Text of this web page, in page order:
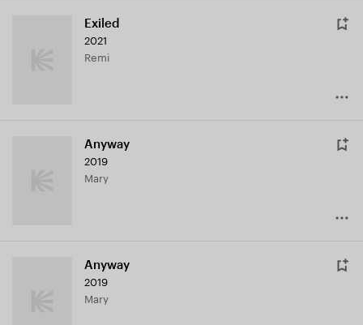
Exiled
2021
Remi
Anyway
2019
Mary
Anyway
2019
Mary